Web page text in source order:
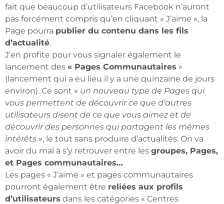
fait que beaucoup d’utilisateurs Facebook n’auront
pas forcément compris qu’en cliquant « J’aime », la
Page pourra publier du contenu dans les fils
d’actualité.
J’en profite pour vous signaler également le
lancement des « Pages Communautaires »
(lancement qui a eu lieu il y a une quinzaine de jours
environ). Ce sont « un nouveau type de Pages qui
vous permettent de découvrir ce que d’autres
utilisateurs disent de ce que vous aimez et de
découvrir des personnes qui partagent les mêmes
intérêts », le tout sans produire d’actualités. On va
avoir du mal à s’y retrouver entre les groupes, Pages,
et Pages communautaires…
Les pages « J’aime » et pages communautaires
pourront également être reliées aux profils
d’utilisateurs dans les catégories « Centres